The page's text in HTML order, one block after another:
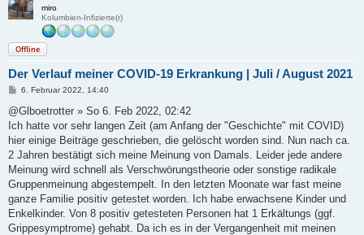
miro
Kolumbien-Infizierte(r)
Offline
Der Verlauf meiner COVID-19 Erkrankung | Juli / August 2021
B
i
r
a
6. Februar 2022, 14:40
@Glboetrotter » So 6. Feb 2022, 02:42
Ich hatte vor sehr langen Zeit (am Anfang der "Geschichte" mit COVID)
hier einige Beiträge geschrieben, die gelöscht worden sind. Nun nach ca.
2 Jahren bestätigt sich meine Meinung von Damals. Leider jede andere
Meinung wird schnell als Verschwörungstheorie oder sonstige radikale
Gruppenmeinung abgestempelt. In den letzten Moonate war fast meine
ganze Familie positiv getestet worden. Ich habe erwachsene Kinder und
Enkelkinder. Von 8 positiv getesteten Personen hat 1 Erkältungs (ggf.
Grippesymptrome) gehabt. Da ich es in der Vergangenheit mit meinen